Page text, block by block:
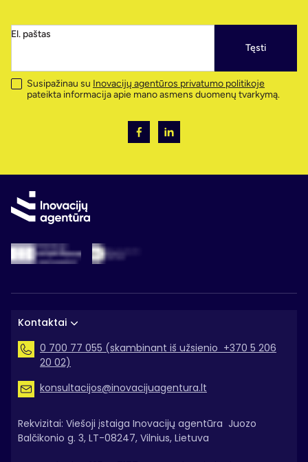
El. paštas
Tęsti
Susipažinau su Inovacijų agentūros privatumo politikoje
pateikta informacija apie mano asmens duomenų tvarkymą.
Kontaktai
0 700 77 055 (skambinant iš užsienio +370 5 206
20 02)
konsultacijos@inovacijuagentura.lt
Rekvizitai: Viešoji įstaiga Inovacijų agentūra Juozo
Balčikonio g. 3, LT-08247, Vilnius, Lietuva